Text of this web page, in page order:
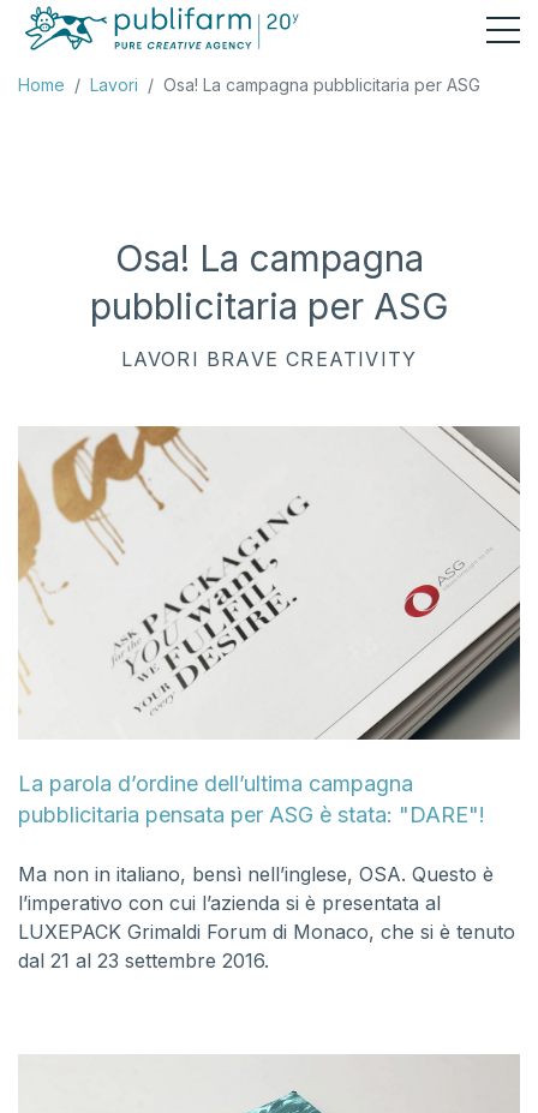
Home Lavori Osa! La campagna pubblicitaria per ASG
Osa! La campagna
pubblicitaria per ASG
LAVORI BRAVE CREATIVITY
La parola d’ordine dell’ultima campagna
pubblicitaria pensata per ASG è stata: "DARE"!
Ma non in italiano, bensì nell’inglese, OSA. Questo è
l’imperativo con cui l’azienda si è presentata al
LUXEPACK Grimaldi Forum di Monaco, che si è tenuto
dal 21 al 23 settembre 2016.